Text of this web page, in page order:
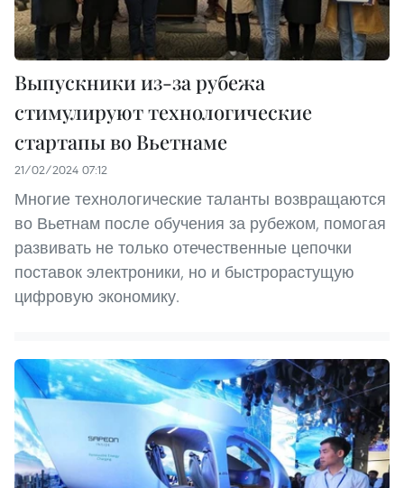
Выпускники из-за рубежа
стимулируют технологические
стартапы во Вьетнаме
21/02/2024 07:12
Многие технологические таланты возвращаются
во Вьетнам после обучения за рубежом, помогая
развивать не только отечественные цепочки
поставок электроники, но и быстрорастущую
цифровую экономику.